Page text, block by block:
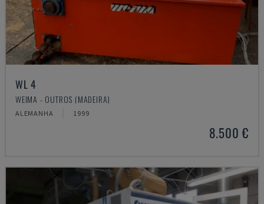
WL 4
WEIMA - OUTROS (MADEIRA)
ALEMANHA 1999
8.500 €